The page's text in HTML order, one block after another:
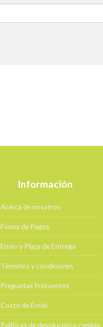
Información
Acerca de nosotros
Forma de Pagos
Envio y Plazo de Entrega
Términos y condiciones
Preguntas Frecuentes
Costo de Envió
Políticas de devolución o cambio